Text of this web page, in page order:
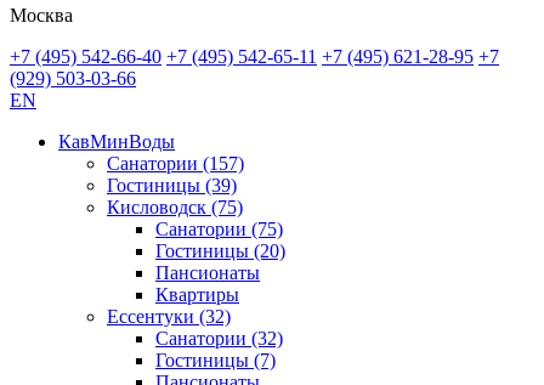
Москва
+7 (495) 542-66-40 +7 (495) 542-65-11 +7 (495) 621-28-95 +7
(929) 503-03-66
EN
КавМинВоды
Санатории (157)
Гостиницы (39)
Кисловодск (75)
Санатории (75)
Гостиницы (20)
Пансионаты
Квартиры
Ессентуки (32)
Санатории (32)
Гостиницы (7)